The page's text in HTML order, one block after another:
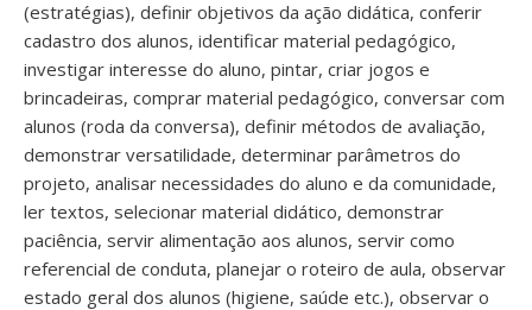
(estratégias), definir objetivos da ação didática, conferir
cadastro dos alunos, identificar material pedagógico,
investigar interesse do aluno, pintar, criar jogos e
brincadeiras, comprar material pedagógico, conversar com
alunos (roda da conversa), definir métodos de avaliação,
demonstrar versatilidade, determinar parâmetros do
projeto, analisar necessidades do aluno e da comunidade,
ler textos, selecionar material didático, demonstrar
paciência, servir alimentação aos alunos, servir como
referencial de conduta, planejar o roteiro de aula, observar
estado geral dos alunos (higiene, saúde etc.), observar o